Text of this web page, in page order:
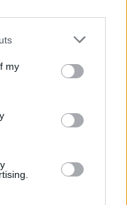
my
βάσει ειδικών
εγγράφονται
35 εκλογικά
για το τελικό
τους